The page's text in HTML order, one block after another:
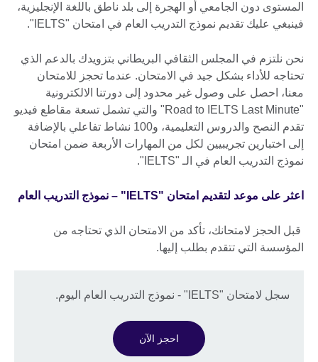
المستوى دون الجامعي أو الهجرة إلى بلد ناطق باللغة الإنجليزية،
فينبغي عليك تقديم نموذج التدريب العام في امتحان "IELTS".
نحن نلتزم في المجلس الثقافي البريطاني بتزويدك بالدعم الذي
تحتاجه للأداء بشكل جيد في الامتحان. عندما تحجز للامتحان
معنا، احصل على وصول غير محدود إلى دورتنا الالكترونية
"Road to IELTS Last Minute" والتي تشمل تسعة مقاطع فيديو
تقدم النصح والدروس التعليمية، و100 نشاط تفاعلي بالإضافة
إلى اختبارين تجريبيين لكل من المهارات الأربعة ضمن امتحان
نموذج التدريب العام في الـ "IELTS".
اعثر على موعد لتقديم امتحان "IELTS" – نموذج التدريب العام
قبل الحجز لامتحانك، تأكد من الامتحان الذي تحتاجه من
المؤسسة التي تتقدم بطلب إليها.
سجل لامتحان "IELTS" - نموذج التدريب العام اليوم.
احجز الآن